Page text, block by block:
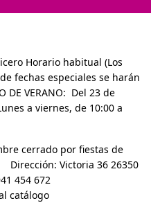
Horario habitual (Los
fechas especiales se harán
DE VERANO: Del 23 de
a viernes, de 10:00 a
cerrado por fiestas de
Dirección: Victoria 36 26350
454 672
catálogo